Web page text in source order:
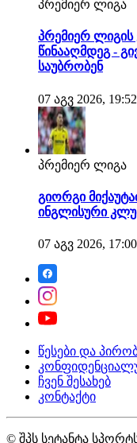
პრემიერ ლიგა
პრემიერ ლიგის
წინააღმდეგ -
საუბრობენ
07 აგვ 2026, 19:52
პრემიერ ლიგა
გიორგი
ინგლისური
07 აგვ 2026, 17:00
წესები და
ჩვენ შესახებ
კონტაქტი
© შპს სეტანტა სპორტს